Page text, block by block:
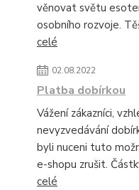
věnovat světu
osobního rozvoje.
celé
02.08.2022
Platba dobírkou
Vážení zákazníci,
nevyzvedávání
byli nuceni tuto
e-shopu zrušit.
celé